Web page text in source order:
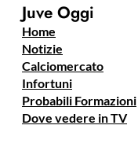
Juve Oggi
Home
Notizie
Calciomercato
Infortuni
Probabili Formazioni
Dove vedere in TV